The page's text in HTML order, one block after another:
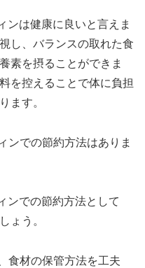
ンは健康に良いと言えま
し、バランスの取れた食
素を摂ることができま
を控えることで体に負担
ます。
ンでの節約方法はありま
ンでの節約方法として
ょう。
食材の保管方法を工夫